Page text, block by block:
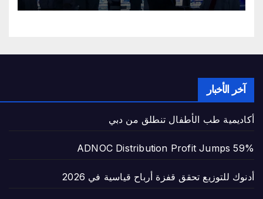
آخر الأخبار
أكاديمية طب الأطفال تنطلق من دبي
ADNOC Distribution Profit Jumps 59%
أدنوك للتوزيع تحقق قفزة أرباح قياسية في 2026